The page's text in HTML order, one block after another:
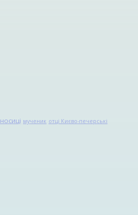
мученик отці Києво-печерські